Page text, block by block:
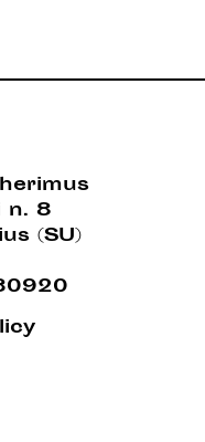
n. 8
(SU)